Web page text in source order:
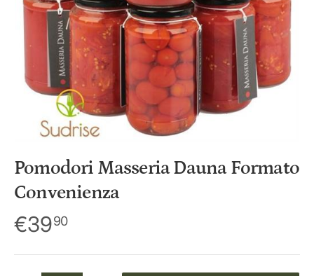
Pomodori Masseria Dauna Formato
Convenienza
€3990